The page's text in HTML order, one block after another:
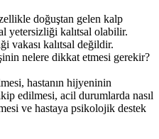
doğuştan gelen kalp
yetersizliği kalıtsal olabilir.
vakası kalıtsal değildir.
nelere dikkat etmesi gerekir?
hastanın hijyeninin
edilmesi, acil durumlarda nasıl
ve hastaya psikolojik destek